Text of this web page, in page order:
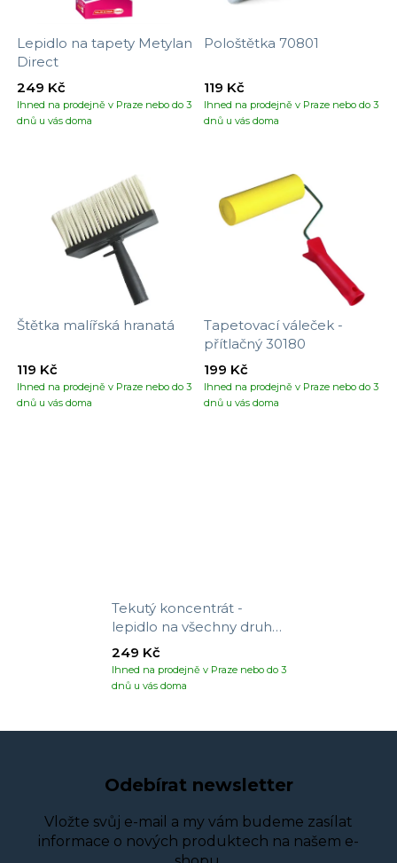
Lepidlo na tapety Metylan
Direct
Ihned na prodejně v Praze nebo do 3
dnů u vás doma
249 Kč
Pološtětka 70801
Ihned na prodejně v Praze nebo do 3
dnů u vás doma
119 Kč
Štětka malířská hranatá
Ihned na prodejně v Praze nebo do 3
dnů u vás doma
119 Kč
Tapetovací váleček -
přítlačný 30180
Ihned na prodejně v Praze nebo do 3
dnů u vás doma
199 Kč
Tekutý koncentrát -
lepidlo na všechny druhy
tapet
Ihned na prodejně v Praze nebo do 3
dnů u vás doma
249 Kč
Odebírat newsletter
Vložte svůj e-mail a my vám budeme zasílat
informace o nových produktech na našem e-